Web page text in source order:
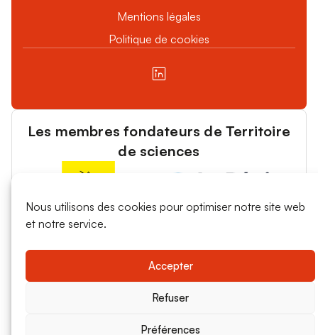
Nous utilisons des cookies pour optimiser notre site web
et notre service.
Accepter
Refuser
Préférences
Mentions légales
Politique de cookies
Les membres fondateurs de Territoire
de sciences